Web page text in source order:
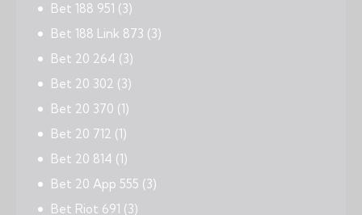
Bet 188 951 (3)
Bet 188 Link 873 (3)
Bet 20 264 (3)
Bet 20 302 (3)
Bet 20 370 (1)
Bet 20 712 (1)
Bet 20 814 (1)
Bet 20 App 555 (3)
Bet Riot 691 (3)